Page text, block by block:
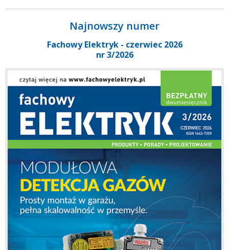
Najnowszy numer
Fachowy Elektryk - czerwiec 2026
nr 3/2026